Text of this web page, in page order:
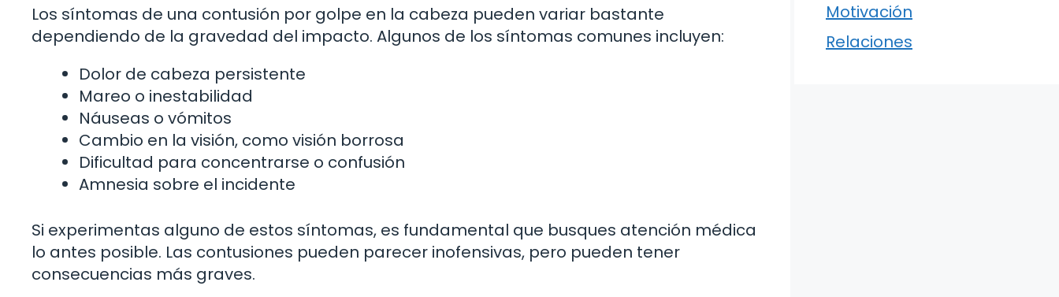
Los síntomas de una contusión por golpe en la cabeza pueden variar bastante
dependiendo de la gravedad del impacto. Algunos de los síntomas comunes incluyen:
Dolor de cabeza persistente
Mareo o inestabilidad
Náuseas o vómitos
Cambio en la visión, como visión borrosa
Dificultad para concentrarse o confusión
Amnesia sobre el incidente
Si experimentas alguno de estos síntomas, es fundamental que busques atención médica
lo antes posible. Las contusiones pueden parecer inofensivas, pero pueden tener
consecuencias más graves.
Motivación
Relaciones